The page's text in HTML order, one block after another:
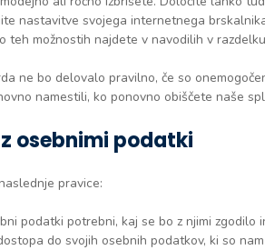
nastavitve svojega internetnega
teh možnostih najdete v navodilih v
ne bo delovalo pravilno, če so
namestili, ko ponovno obiščete naše
osebnimi podatki
pravice:
podatki potrebni, kaj se bo z njimi zgodilo
do svojih osebnih podatkov, ki so